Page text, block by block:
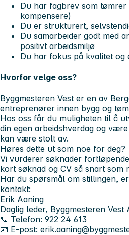
Du har fagbrev som
kompensere)
Du er strukturert,
Du samarbeider godt med
positivt arbeidsmiljø
Du har fokus på kvalitet og
Hvorfor velge oss?
Byggmesteren Vest er en av
entreprenører innen bygg og
Hos oss får du muligheten til å
din egen arbeidshverdag og
kan være stolt av.
Høres dette ut som noe for deg?
Vi vurderer søknader
kort søknad og CV så snart som
Har du spørsmål om stillingen,
kontakt:
Erik Aaning
Daglig leder, Byggmesteren Vest
📞 Telefon: 922 24 613
📧 E-post: